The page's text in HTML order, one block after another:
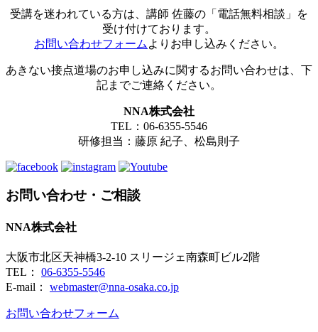
受講を迷われている方は、講師 佐藤の「電話無料相談」を
受け付けております。
お問い合わせフォーム よりお申し込みください。
あきない接点道場のお申し込みに関するお問い合わせは、下
記までご連絡ください。
NNA株式会社
TEL：06-6355-5546
研修担当：藤原 紀子、松島則子
お問い合わせ・ご相談
NNA株式会社
大阪市北区天神橋3-2-10 スリージェ南森町ビル2階
TEL： 06-6355-5546
E-mail： webmaster@nna-osaka.co.jp
お問い合わせフォーム